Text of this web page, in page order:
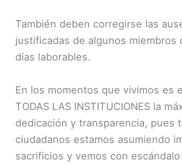
También deben corregirse las
justificadas de algunos miembros
días laborables.
En los momentos que vivimos es
TODAS LAS INSTITUCIONES la
dedicación y transparencia, pues
ciudadanos estamos asumiendo
sacrificios y vemos con